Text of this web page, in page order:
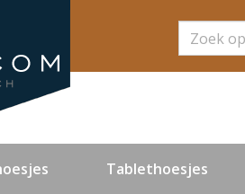
Zoeken
Tablethoesjes